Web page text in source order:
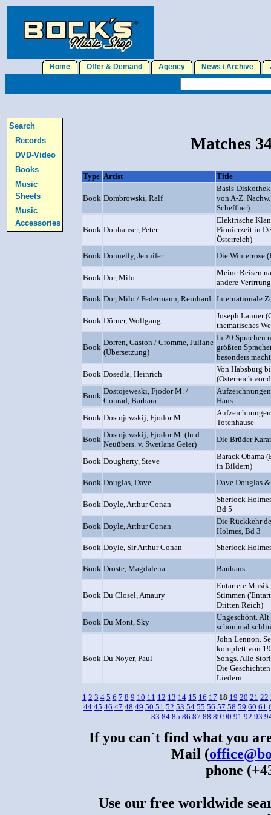
Home Offer & Demand Agency News / Archive
Search
Records
DVD-Video
Books
Music
Sheets
Music
Accessories
Matches
Type Artist Title
Book Dombrowski, Ralf
Basis-
von A-Z.
Scheffner)
Book Donhauser, Peter
Elektrische
Pionierzeit in
Österreich)
Book Donnelly, Jennifer Die Winterrose
Book Dor, Milo
Meine Reisen
andere
Book Dor, Milo / Federmann, Reinhard Internationale
Book Dörner, Wolfgang
Joseph Lanner
thematisches
Book
Dorren, Gaston / Cromme, Juliane
(Übersetzung)
In 20 Sprachen
größten
besonders macht
Book Dosedla, Heinrich
Von Habsburg
(Österreich vor
Book
Dostojeweski, Fjodor M. /
Conrad, Barbara
Haus
Book Dostojewskij, Fjodor M.
Totenhause
Book
Dostojewskij, Fjodor M. (In d.
Neuübers. v. Swetlana Geier)
Die Brüder
Book Dougherty, Steve
Barack Obama
in Bildern)
Book Douglas, Dave Dave Douglas
Book Doyle, Arthur Conan
Sherlock
Bd 5
Book Doyle, Arthur Conan
Die Rückkehr
Holmes, Bd 3
Book Doyle, Sir Arthur Conan Sherlock
Book Droste, Magdalena Bauhaus
Book Du Closel, Amaury
Entartete Musik
Stimmen
Dritten Reich)
Book Du Mont, Sky
Ungeschönt. Alt
schon mal
Book Du Noyer, Paul
John Lennon.
komplett von
Songs. Alle
Die
Liedern.
1 2 3 4 5 6 7 8 9 10 11 12 13 14 15 16 17 18 19 20 21 22
44 45 46 47 48 49 50 51 52 53 54 55 56 57 58 59 60 61
83 84 85 86 87 88 89 90 91 92 93
If you can´t find what you
Mail (
phone
Use our free worldwide